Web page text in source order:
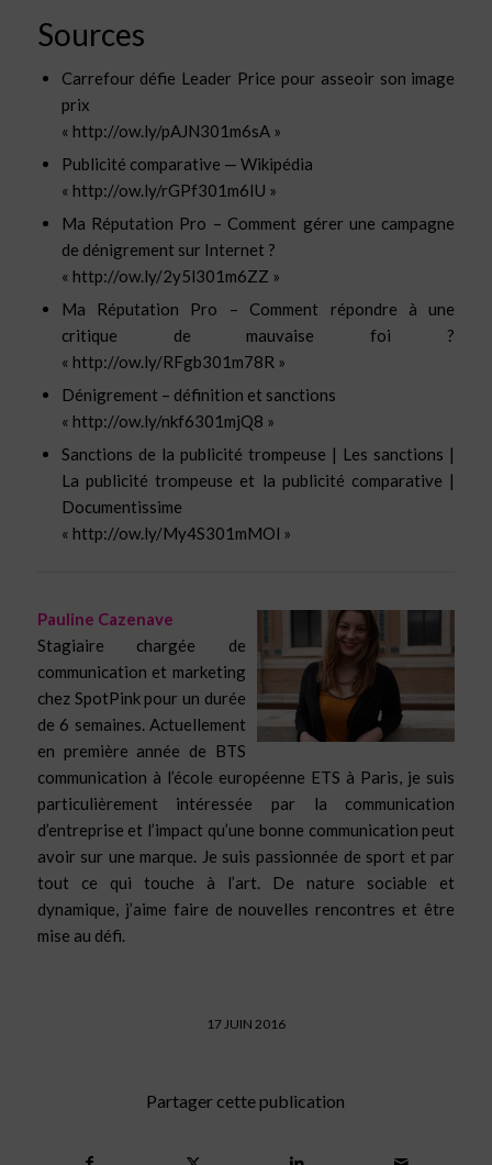
Sources
Carrefour défie Leader Price pour asseoir son image
prix
« http://ow.ly/pAJN301m6sA »
Publicité comparative — Wikipédia
« http://ow.ly/rGPf301m6IU »
Ma Réputation Pro – Comment gérer une campagne
de dénigrement sur Internet ?
« http://ow.ly/2y5l301m6ZZ »
Ma Réputation Pro – Comment répondre à une
critique de mauvaise foi ?
« http://ow.ly/RFgb301m78R »
Dénigrement – définition et sanctions
« http://ow.ly/nkf6301mjQ8 »
Sanctions de la publicité trompeuse | Les sanctions |
La publicité trompeuse et la publicité comparative |
Documentissime
« http://ow.ly/My4S301mMOl »
Pauline Cazenave
Stagiaire chargée de
communication et marketing
chez SpotPink pour un durée
de 6 semaines. Actuellement
en première année de BTS
communication à l’école européenne ETS à Paris, je suis
particulièrement intéressée par la communication
d’entreprise et l’impact qu’une bonne communication peut
avoir sur une marque. Je suis passionnée de sport et par
tout ce qui touche à l’art. De nature sociable et
dynamique, j’aime faire de nouvelles rencontres et être
mise au défi.
17 JUIN 2016
Partager cette publication